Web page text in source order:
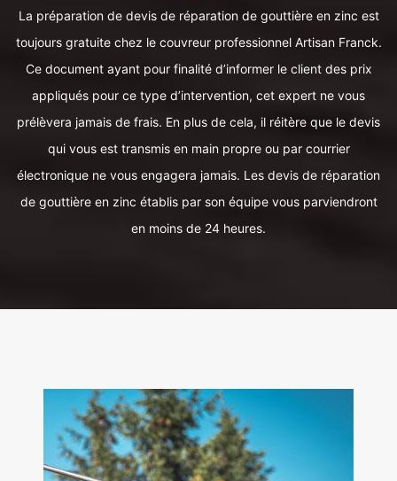
La préparation de devis de réparation de gouttière en zinc est
toujours gratuite chez le couvreur professionnel Artisan Franck.
Ce document ayant pour finalité d’informer le client des prix
appliqués pour ce type d’intervention, cet expert ne vous
prélèvera jamais de frais. En plus de cela, il réitère que le devis
qui vous est transmis en main propre ou par courrier
électronique ne vous engagera jamais. Les devis de réparation
de gouttière en zinc établis par son équipe vous parviendront
en moins de 24 heures.